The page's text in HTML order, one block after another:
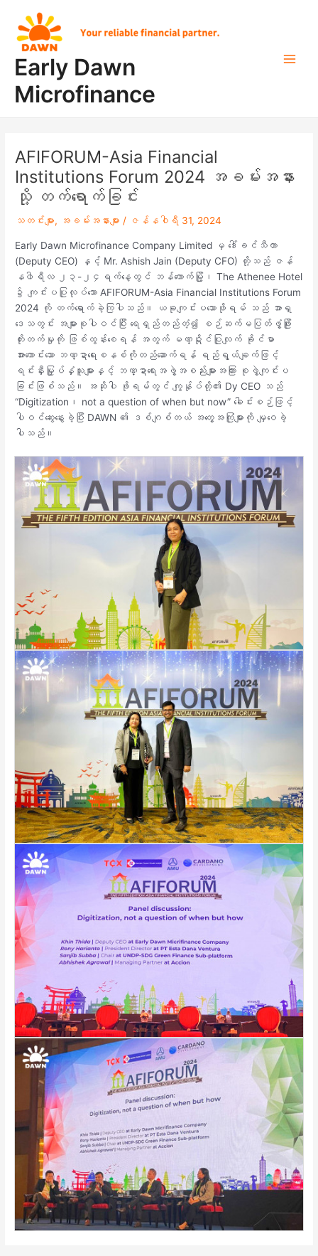
content
Early Dawn
Microfinance
AFIFORUM-Asia Financial
Institutions Forum 2024 အခမ်းအနား
သို့ တက်ရောက်ခြင်း
သတင်းများ, အခမ်းအနားများ / ဇန်နဝါရီ 31, 2024
Early Dawn Microfinance Company Limited မှ ဒေါ်ခင်သီတာ
(Deputy CEO) နှင့် Mr. Ashish Jain (Deputy CFO) တို့သည် ဇန်
န၀ါရီလ ၂၃-၂၄ရက်နေ့တွင် ဘန်ကောက်မြို့၊ The Athenee Hotel
၌ ကျင်းပပြုလုပ်သော AFIFORUM-Asia Financial Institutions Forum
2024 ကို တက်ရောက်ခဲ့ကြပါသည်။ ယခုကျင်းပသောဖိုရမ် သည် အာရှ
ဒေသတွင်း အများစုပါဝင်ပြီး ရေရှည်တည်တံ့၍ စဉ်ဆက်မပြတ်ဖွံ့ဖြိုး
တိုးတက်မှုကို ဖြစ်ထွန်းစေရန် အတွက် မဏ္ဍိုင်ပြုလျက် ခိုင်မာ
အားကောင်းသော ဘဏ္ဍာရေးစနစ်ကိုတည်ဆောက်ရန် ရည်ရွယ်ချက်ဖြင့်
ရင်းနှီးမြှုပ်နှံသူများနှင့် ဘဏ္ဍာရေးအဖွဲ့အစည်းများအကြား စုဖွဲ့ကျင်းပ
ခြင်းဖြစ်သည်။ အဆိုပါ ဖိုရမ်တွင် ကျွန်ုပ်တို့၏ Dy CEO သည်
“Digitization၊ not a question of when but now” ခေါင်းစဉ်ဖြင့်
ပါဝင်ဆွေးနွေးခဲ့ပြီး DAWN ၏ ဒစ်ဂျစ်တယ် အတွေ့အကြုံများကို မျှဝေခဲ့
ပါသည်။
navigation